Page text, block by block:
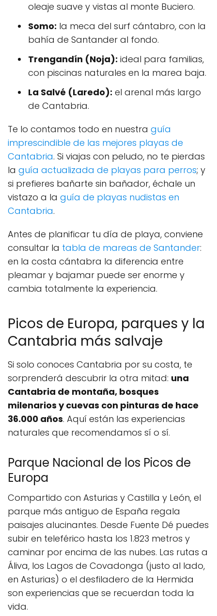
oleaje suave y vistas al monte Buciero.
Somo: la meca del surf cántabro, con la
bahía de Santander al fondo.
Trengandín (Noja): ideal para familias,
con piscinas naturales en la marea baja.
La Salvé (Laredo): el arenal más largo
de Cantabria.
Te lo contamos todo en nuestra guía
imprescindible de las mejores playas de
Cantabria. Si viajas con peludo, no te pierdas
la guía actualizada de playas para perros; y
si prefieres bañarte sin bañador, échale un
vistazo a la guía de playas nudistas en
Cantabria.
Antes de planificar tu día de playa, conviene
consultar la tabla de mareas de Santander:
en la costa cántabra la diferencia entre
pleamar y bajamar puede ser enorme y
cambia totalmente la experiencia.
Picos de Europa, parques y la
Cantabria más salvaje
Si solo conoces Cantabria por su costa, te
sorprenderá descubrir la otra mitad: una
Cantabria de montaña, bosques
milenarios y cuevas con pinturas de hace
36.000 años. Aquí están las experiencias
naturales que recomendamos sí o sí.
Parque Nacional de los Picos de
Europa
Compartido con Asturias y Castilla y León, el
parque más antiguo de España regala
paisajes alucinantes. Desde Fuente Dé puedes
subir en teleférico hasta los 1.823 metros y
caminar por encima de las nubes. Las rutas a
Áliva, los Lagos de Covadonga (justo al lado,
en Asturias) o el desfiladero de la Hermida
son experiencias que se recuerdan toda la
vida.